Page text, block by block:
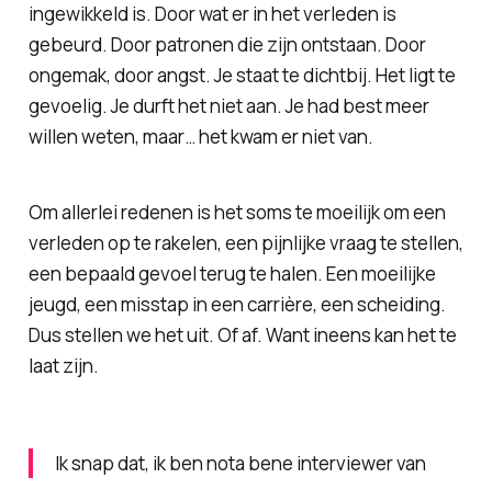
ingewikkeld is. Door wat er in het verleden is
gebeurd. Door patronen die zijn ontstaan. Door
ongemak, door angst. Je staat te dichtbij. Het ligt te
gevoelig. Je durft het niet aan. Je had best meer
willen weten, maar… het kwam er niet van.
Om allerlei redenen is het soms te moeilijk om een
verleden op te rakelen, een pijnlijke vraag te stellen,
een bepaald gevoel terug te halen. Een moeilijke
jeugd, een misstap in een carrière, een scheiding.
Dus stellen we het uit. Of af. Want ineens kan het te
laat zijn.
Ik snap dat, ik ben nota bene interviewer van